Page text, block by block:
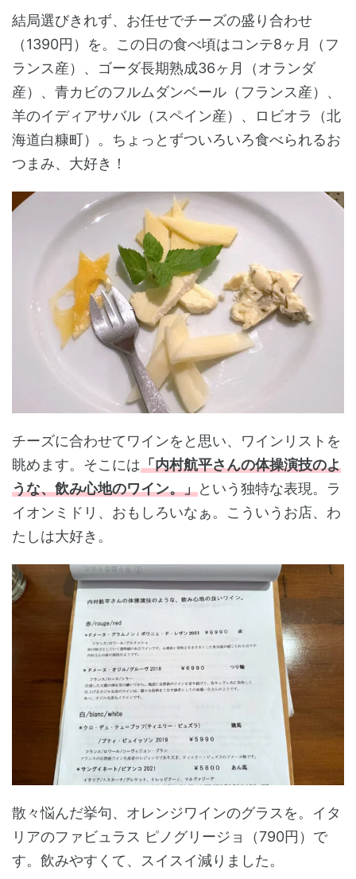
結局選びきれず、お任せでチーズの盛り合わせ
（1390円）を。この日の食べ頃はコンテ8ヶ月（フ
ランス産）、ゴーダ長期熟成36ヶ月（オランダ
産）、青カビのフルムダンベール（フランス産）、
羊のイディアサバル（スペイン産）、ロビオラ（北
海道白糠町）。ちょっとずついろいろ食べられるお
つまみ、大好き！
チーズに合わせてワインをと思い、ワインリストを
眺めます。そこには「内村航平さんの体操演技のよ
うな、飲み心地のワイン。」という独特な表現。ラ
イオンミドリ、おもしろいなぁ。こういうお店、わ
たしは大好き。
散々悩んだ挙句、オレンジワインのグラスを。イタ
リアのファビュラス ピノグリージョ（790円）で
す。飲みやすくて、スイスイ減りました。